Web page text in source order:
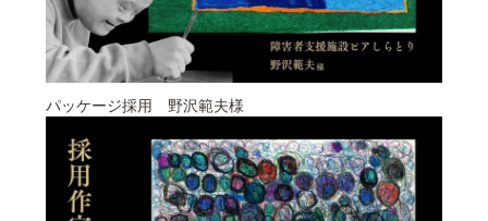
パッケージ採用 野沢範夫様